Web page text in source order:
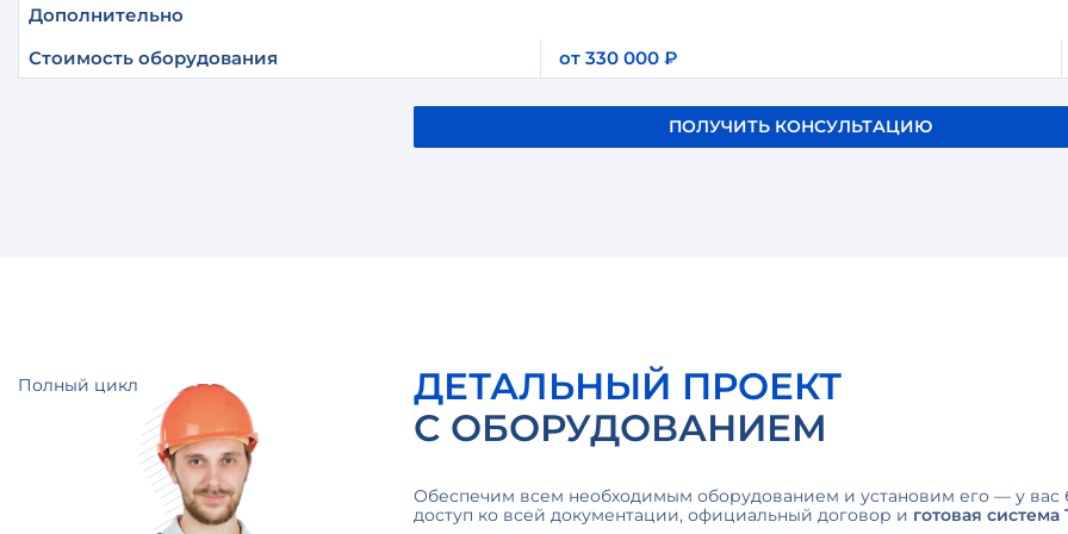
Дополнительно
Стоимость оборудования
от 330 000 ₽
ПОЛУЧИТЬ КОНСУЛЬТАЦИЮ
Полный цикл
ДЕТАЛЬНЫЙ ПРОЕКТ
С ОБОРУДОВАНИЕМ
Обеспечим всем необходимым оборудованием и установим его — у вас
доступ ко всей документации, официальный договор и готовая система